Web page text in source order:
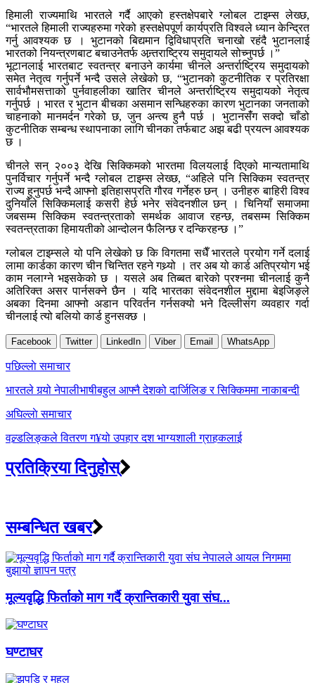
हिमाली राज्यमाथि भारतले गर्दै आएको हस्तक्षेपबारे ग्लोबल टाइम्स लेख्छ,
“भारतले हिमाली राज्यहरुमा गरेको हस्तक्षेपपूर्ण कार्यप्रति विश्वले ध्यान केन्द्रित
गर्नु आवश्यक छ । भुटानको बिद्यमान द्विविधाप्रति चनाखो रहंदै भुटानलाई
भारतको नियन्त्रणबाट बचाउनेतर्फ अन्र्तराष्ट्रिय समुदायले सोच्नुपर्छ ।”
भूटानलाई भारतबाट स्वतन्त्र बनाउने कार्यमा चीनले अन्तर्राष्ट्रिय समुदायको
समेत नेतृत्व गर्नुपर्ने भन्दै उसले लेखेको छ, “भुटानको कुटनीतिक र प्रतिरक्षा
सार्वभौमसत्ताको पुर्नवाहलीका खातिर चीनले अन्तर्राष्ट्रिय समुदायको नेतृत्व
गर्नुपर्छ । भारत र भुटान बीचका असमान सन्धिहरुका कारण भुटानका जनताको
चाहनाको मानमर्दन गरेको छ, जुन अन्त्य हुनै पर्छ । भुटानसंँग सक्दो चाँडो
कुटनीतिक सम्बन्ध स्थापनाका लागि चीनका तर्फबाट अझ बढी प्रयत्न आवश्यक
छ ।
चीनले सन् २००३ देखि सिक्किमको भारतमा विलयलाई दिएको मान्यतामाथि
पुनर्विचार गर्नुपर्ने भन्दै ग्लोबल टाइम्स लेख्छ, “अहिले पनि सिक्किम स्वतन्त्र
राज्य हुनुपर्छ भन्दै आफ्नो इतिहासप्रति गौरव गर्नेहरु छन् । उनीहरु बाहिरी विश्व
दुनियाँले सिक्किमलाई कसरी हेर्छ भनेर संवेदनशील छन् । चिनियाँ समाजमा
जबसम्म सिक्किम स्वतन्त्रताको समर्थक आवाज रहन्छ, तबसम्म सिक्किम
स्वतन्त्रताका हिमायतीको आन्दोलन फैलिन्छ र दन्किरहन्छ ।”
ग्लोबल टाइम्सले यो पनि लेखेको छ कि विगतमा सधैँ भारतले प्रयोग गर्ने दलाई
लामा कार्डका कारण चीन चिन्तित रहने गथ्र्यो । तर अब यो कार्ड अतिप्रयोग भई
काम नलाग्ने भइसकेको छ । यसले अब तिब्बत बारेको प्रश्नमा चीनलाई कुनै
अतिरिक्त असर पार्नसक्ने छैन । यदि भारतका संवेदनशील मुद्दामा बेइजिङ्ले
अबका दिनमा आफ्नो अडान परिवर्तन गर्नसक्यो भने दिल्लीसंग व्यवहार गर्दा
चीनलाई त्यो बलियो कार्ड हुनसक्छ ।
Facebook Twitter LinkedIn Viber Email WhatsApp
Post
navigation
पछिल्लाे समाचार
भारतले गर्‍यो नेपालीभाषीबहुल आफ्नै देशको दार्जिलिङ र सिक्किममा नाकाबन्दी
अघिल्लाे समाचार
वल्र्डलिङ्कले वितरण ग¥यो उपहार दश भाग्यशाली ग्राहकलाई
प्रतिक्रिया दिनुहोस्
सम्बन्धित खबर
मूल्यवृद्धि फिर्ताको माग गर्दै क्रान्तिकारी युवा संघ...
घण्टाघर